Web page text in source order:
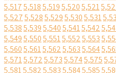
5,5175,5185,5195,5205,521
5,5275,5285,5295,5305,531
5,5385,5395,5405,5415,542
5,5495,5505,5515,5525,553
5,5605,5615,5625,5635,564
5,5715,5725,5735,5745,575
5,5815,5825,5835,5845,585